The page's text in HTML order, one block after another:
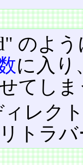
のよ
に入り
てし
レク
トラ